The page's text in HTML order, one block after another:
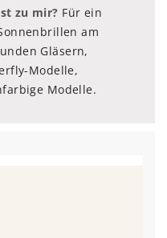
zu mir? Für ein
am
Gläsern,
Modelle,
Modelle.